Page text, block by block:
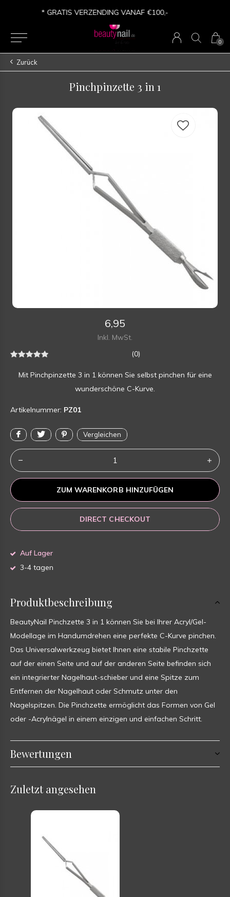
0
* VERSANDKOSTEN FREI AB €100,-
Zurück
Pinchpinzette 3 in 1
6,95
Inkl. MwSt.
(0)
Mit Pinchpinzette 3 in 1 können Sie selbst pinchen für eine
wunderschöne C-Kurve.
Artikelnummer: PZ01
Vergleichen
ZUM WARENKORB HINZUFÜGEN
DIRECT CHECKOUT
Auf Lager
3-4 tagen
Produktbeschreibung
BeautyNail Pinchzette 3 in 1 können Sie bei Ihrer Acryl/Gel-
Modellage im Handumdrehen eine perfekte C-Kurve pinchen.
Das Universalwerkzeug bietet Ihnen eine stabile Pinchzette
auf der einen Seite und auf der anderen Seite befinden sich
ein integrierter Nagelhaut-schieber und eine Spitze zum
Entfernen der Nagelhaut oder Schmutz unter den
Nagelspitzen. Die Pinchzette ermöglicht das Formen von Gel
oder -Acrylnägel in einem einzigen und einfachen Schritt.
Bewertungen
Zuletzt angesehen